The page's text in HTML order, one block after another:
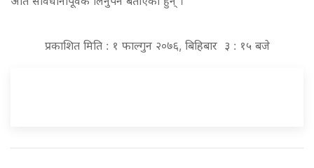
प्रकाशित मिति : १ फाल्गुन २०७६, बिहिबार ३ : १५ बजे